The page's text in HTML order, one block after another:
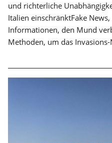
und richterliche
Italien einschränktFake
Informationen, den Mund
Methoden, um das